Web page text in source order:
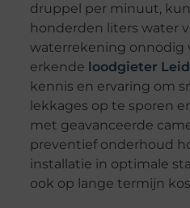
druppel per minuut,
honderden liters water
waterrekening onnodig
erkende loodgieter
kennis en ervaring om
lekkages op te sporen
met geavanceerde
preventief onderhoud
installatie in optimale
ook op lange termijn